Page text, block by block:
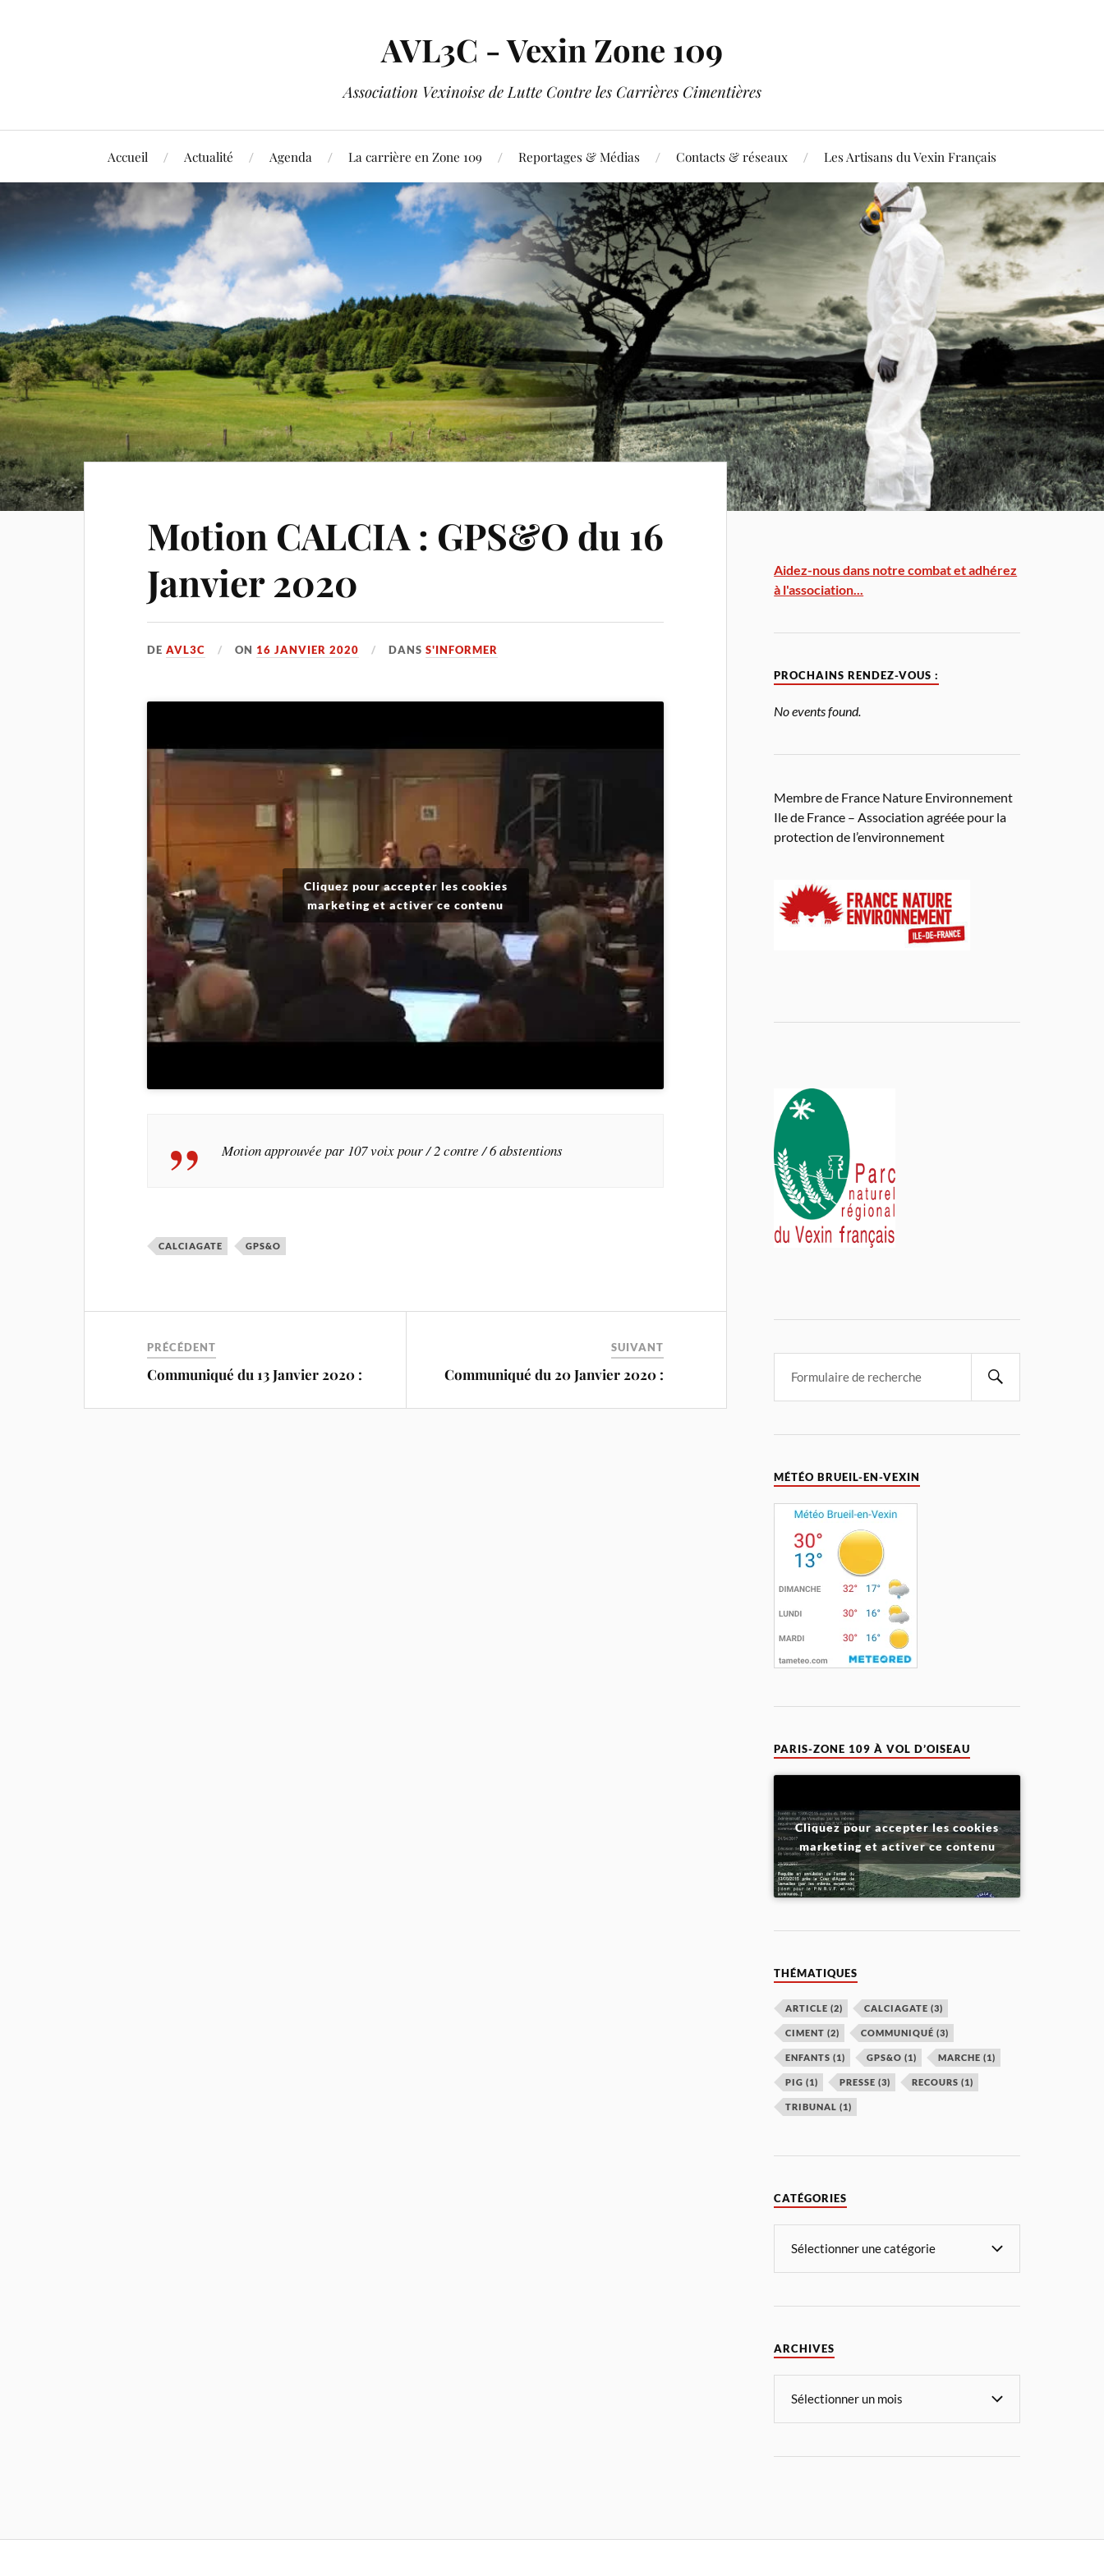
AVL3C - Vexin Zone 109
Association Vexinoise de Lutte Contre les Carrières Cimentières
Accueil Actualité Agenda La carrière en Zone 109 Reportages & Médias Contacts & réseaux Les Artisans du Vexin Français
Motion CALCIA : GPS&O du 16
Janvier 2020
DEAVL3C ON 16 JANVIER 2020 DANSS'INFORMER
Cliquez pour accepter les cookies
marketing et activer ce contenu
Motion approuvée par 107 voix pour / 2 contre / 6 abstentions
CALCIAGATE GPS&O
PRÉCÉDENT
Communiqué du 13 Janvier 2020 :
SUIVANT
Communiqué du 20 Janvier 2020 :
Aidez-nous dans notre combat et adhérez
à l'association...
PROCHAINS RENDEZ-VOUS :
No events found.
Membre de France Nature Environnement
Ile de France – Association agréée pour la
protection de l’environnement
MÉTÉO BRUEIL-EN-VEXIN
PARIS-ZONE 109 À VOL D’OISEAU
Cliquez pour accepter les cookies
marketing et activer ce contenu
THÉMATIQUES
ARTICLE (2) CALCIAGATE (3)
CIMENT (2) COMMUNIQUÉ (3)
ENFANTS (1) GPS&O (1) MARCHE (1)
PIG (1) PRESSE (3) RECOURS (1)
TRIBUNAL (1)
CATÉGORIES
ARCHIVES